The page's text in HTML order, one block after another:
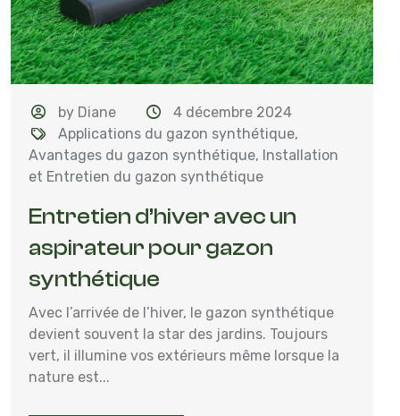
by Diane
4 décembre 2024
Applications du gazon synthétique,
Avantages du gazon synthétique, Installation
et Entretien du gazon synthétique
Entretien d’hiver avec un
aspirateur pour gazon
synthétique
Avec l’arrivée de l’hiver, le gazon synthétique
devient souvent la star des jardins. Toujours
vert, il illumine vos extérieurs même lorsque la
nature est...